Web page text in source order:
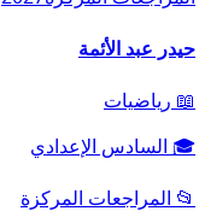
حيدر عبد الأئمة
📖 رياضيات
🎓 السادس الإعدادي
📂 المراجعات المركزة